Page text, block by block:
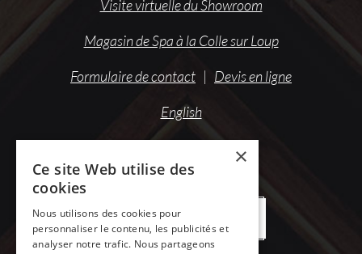
Visite virtuelle du Showroom
Magasin de Spa à la Colle sur Loup
Formulaire de contact | Devis en ligne
English
OFFRES DE DESTOCKAGE
×
Ce site Web utilise des
cookies
Nous utilisons des cookies pour
personnaliser le contenu, les publicités et
analyser notre trafic. Nous partageons